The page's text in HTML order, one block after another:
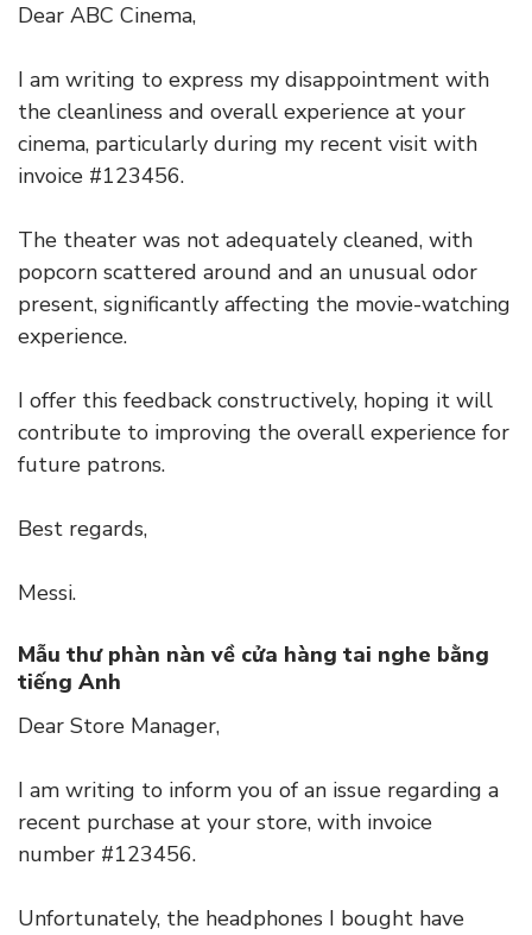
Dear ABC Cinema,
I am writing to express my disappointment with
the cleanliness and overall experience at your
cinema, particularly during my recent visit with
invoice #123456.
The theater was not adequately cleaned, with
popcorn scattered around and an unusual odor
present, significantly affecting the movie-watching
experience.
I offer this feedback constructively, hoping it will
contribute to improving the overall experience for
future patrons.
Best regards,
Messi.
Mẫu thư phàn nàn về cửa hàng tai nghe bằng
tiếng Anh
Dear Store Manager,
I am writing to inform you of an issue regarding a
recent purchase at your store, with invoice
number #123456.
Unfortunately, the headphones I bought have